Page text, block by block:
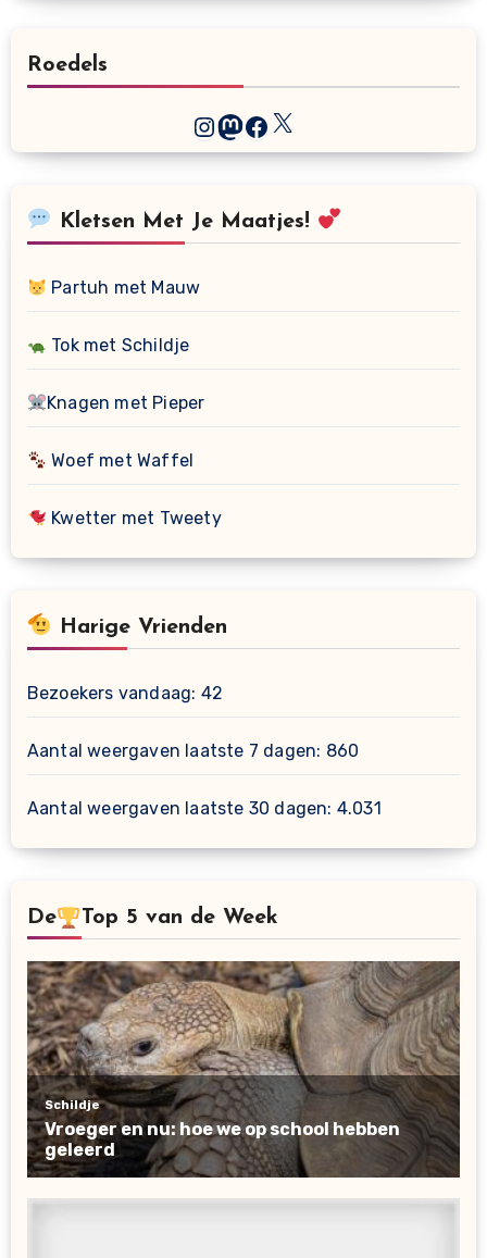
Roedels
Instagram
Mastodon
Facebook
X
Kletsen Met Je Maatjes!
Partuh met Mauw
Tok met Schildje
Knagen met Pieper
Woef met Waffel
Kwetter met Tweety
Harige Vrienden
Bezoekers vandaag: 42
Aantal weergaven laatste 7 dagen: 860
Aantal weergaven laatste 30 dagen: 4.031
De Top 5 van de Week